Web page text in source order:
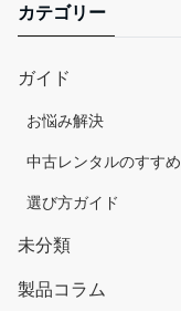
カテゴリー
ガイド
お悩み解決
中古レンタルのすすめ
選び方ガイド
未分類
製品コラム